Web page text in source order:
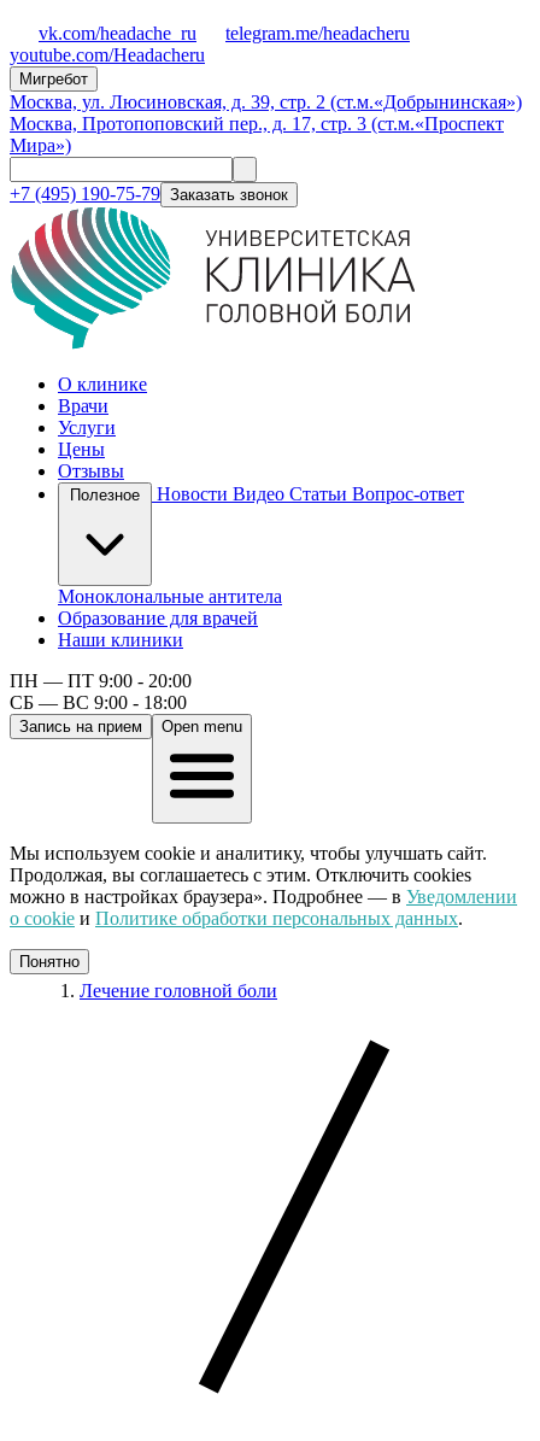
vk.com/headache_ru
telegram.me/headacheru
youtube.com/Headacheru
Мигребот
Москва, ул. Люсиновская, д. 39, стр. 2 (ст.м.«Добрынинская»)
Москва, Протопоповский пер., д. 17, стр. 3 (ст.м.«Проспект
Мира»)
+7 (495) 190-75-79 Заказать звонок
О клинике
Врачи
Услуги
Цены
Отзывы
Новости Видео Статьи Вопрос-ответ
Моноклональные антитела
Образование для врачей
Наши клиники
ПН — ПТ 9:00 - 20:00
СБ — ВС 9:00 - 18:00
Запись на прием Open menu
Мы используем cookie и аналитику, чтобы улучшать сайт.
Продолжая, вы соглашаетесь с этим. Отключить cookies
можно в настройках браузера». Подробнее — в Уведомлении
о cookie и Политике обработки персональных данных.
Понятно
Лечение головной боли